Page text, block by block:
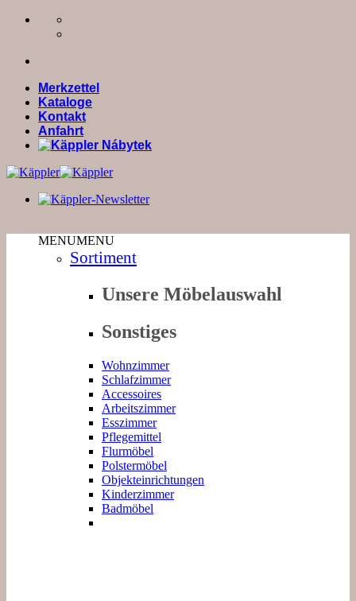
Zum
Merkzettel
Kataloge
Kontakt
Anfahrt
MENUMENU
Sortiment
Unsere Möbelauswahl
Sonstiges
Wohnzimmer
Schlafzimmer
Accessoires
Arbeitszimmer
Esszimmer
Pflegemittel
Flurmöbel
Polstermöbel
Objekteinrichtungen
Kinderzimmer
Badmöbel